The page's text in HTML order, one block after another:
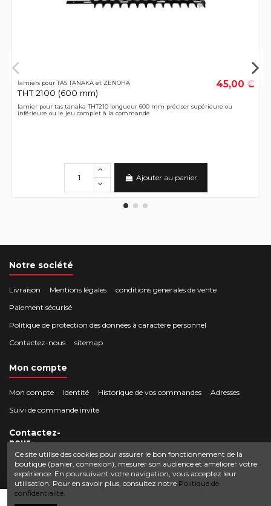
lamiers pour TAS TANAKA et ZENOHA
THT 2100 (600 mm)
45,00 €
lamier pour tas tanaka THT210 longueur 600 mm préciser supérieure ou
inférieure ou le jeu complet à la commande
Ajouter au panier
Notre société
Livraison Mentions légales
conditions generales de vente
Paiement sécurisé
Politique de protection des données à caractère personnel
Contactez-nous
sitemap
Mon compte
Mon compte Identité Historique de vos commandes
Adresses
Suivi de commande invité
Contactez-
nous
Crocbois-motoculture.com
50 route de Villefort 48800 Pied-de-Borne
0624436257
contact@crocbois-motoculture.com
Ce site utilise des cookies pour assurer le bon fonctionnement de la
boutique (panier, connexion), mesurer son audience et améliorer votre
expérience. En poursuivant votre navigation, vous acceptez leur
utilisation. Pour en savoir plus, consultez notre Politique de
confidentialité.